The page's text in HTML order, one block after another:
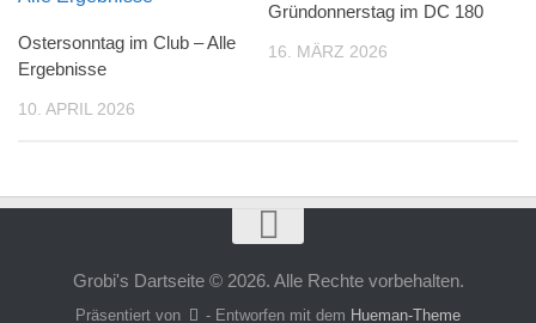
Ostersonntag im Club – Alle
Ergebnisse
10. APRIL 2026
Gründonnerstag im DC 180
16. MÄRZ 2026
Grobi's Dartseite © 2026. Alle Rechte vorbehalten.
Präsentiert von - Entworfen mit dem Hueman-Theme